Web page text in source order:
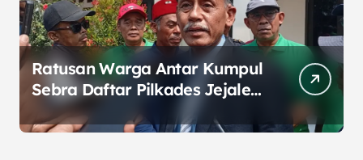
Ratusan Warga Antar Kumpul
Sebra Daftar Pilkades Jejalen
Jaya, Serukan Pemilu Damai